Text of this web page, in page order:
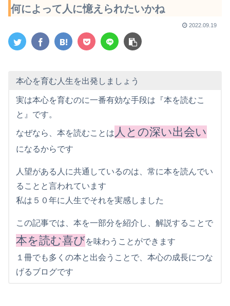
何によって人に憶えられたいかね
2022.09.19
本心を育む人生を出発しましょう
実は本心を育むのに一番有効な手段は『本を読むこ
と』です。
なぜなら、本を読むことは 人との深い出会い
になるからです
人望がある人に共通しているのは、常に本を読んでい
ることと言われています
私は５０年に人生でそれを実感しました
この記事では、本を一部分を紹介し、解説することで
本を読む喜びを味わうことができます
１冊でも多くの本と出会うことで、本心の成長につな
げるブログです